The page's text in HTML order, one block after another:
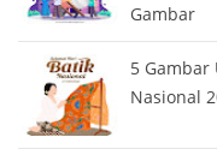
Gambar
5 Gambar
Nasional